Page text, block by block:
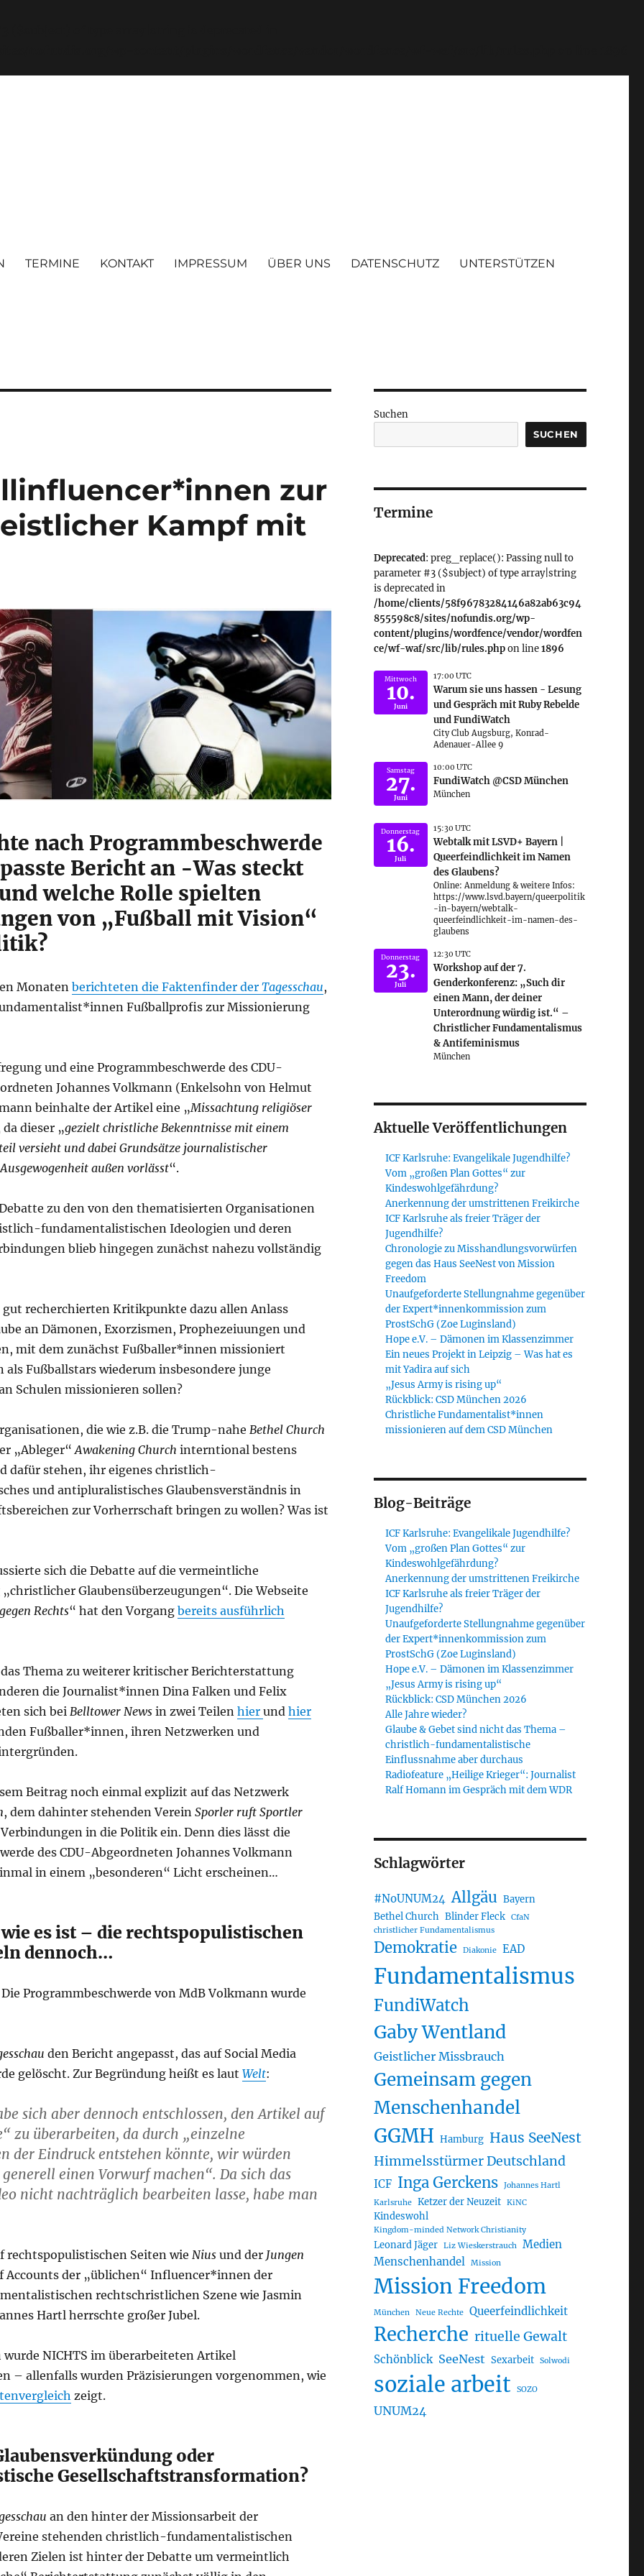
TERMINE KONTAKT IMPRESSUM ÜBER UNS DATENSCHUTZ UNTERSTÜTZEN
zur
Kampf mit
nach Programmbeschwerde
Bericht an -Was steckt
welche Rolle spielten
von „Fußball mit Vision“
Monaten berichteten die Faktenfinder der Tagesschau,
Fußballprofis zur Missionierung
und eine Programmbeschwerde des CDU-
Johannes Volkmann (Enkelsohn von Helmut
beinhalte der Artikel eine „Missachtung religiöser
da dieser „gezielt christliche Bekenntnisse mit einem
versieht und dabei Grundsätze journalistischer
außen vorlässt“.
zu den von den thematisierten Organisationen
fundamentalistischen Ideologien und deren
blieb hingegen zunächst nahezu vollständig
gut recherchierten Kritikpunkte dazu allen Anlass
an Dämonen, Exorzismen, Prophezeiuungen und
mit dem zunächst Fußballer*innen missioniert
als Fußballstars wiederum insbesondere junge
Schulen missionieren sollen?
die wie z.B. die Trump-nahe Bethel Church
„Ableger“ Awakening Church interntional bestens
dafür stehen, ihr eigenes christlich-
und antipluralistisches Glaubensverständnis in
zur Vorherrschaft bringen zu wollen? Was ist
sich die Debatte auf die vermeintliche
Glaubensüberzeugungen“. Die Webseite
Rechts“ hat den Vorgang bereits ausführlich
Thema zu weiterer kritischer Berichterstattung
die Journalist*innen Dina Falken und Felix
sich bei Belltower News in zwei Teilen hier und hier
Fußballer*innen, ihren Netzwerken und
Beitrag noch einmal explizit auf das Netzwerk
, dem dahinter stehenden Verein Sporler ruft Sportler
in die Politik ein. Denn dies lässt die
des CDU-Abgeordneten Johannes Volkmann
in einem „besonderen“ Licht erscheinen…
es ist – die rechtspopulistischen
dennoch…
Programmbeschwerde von MdB Volkmann wurde
den Bericht angepasst, das auf Social Media
gelöscht. Zur Begründung heißt es laut Welt:
sich aber dennoch entschlossen, den Artikel auf
zu überarbeiten, da durch „einzelne
der Eindruck entstehen könnte, wir würden
einen Vorwurf machen“. Da sich das
nicht nachträglich bearbeiten lasse, habe man
rechtspopulistischen Seiten wie Niusund der Jungen
Accounts der „üblichen“ Influencer*innen der
rechtschristlichen Szene wie Jasmin
Hartl herrschte großer Jubel.
NICHTS im überarbeiteten Artikel
– allenfalls wurden Präzisierungen vorgenommen, wie
zeigt.
oder
Gesellschaftstransformation?
an den hinter der Missionsarbeit der
stehenden christlich-fundamentalistischen
Zielen ist hinter der Debatte um vermeintlich
Suchen
SUCHEN
Termine
Deprecated: preg_replace(): Passing null to
parameter #3 ($subject) of type array|string
is deprecated in
/home/clients/58f96783284146a82ab63c94
855598c8/sites/nofundis.org/wp-
content/plugins/wordfence/vendor/wordfen
ce/wf-waf/src/lib/rules.phpon line1896
Mittwoch
10.
Juni
17:00 UTC
Warum sie uns hassen - Lesung
und Gespräch mit Ruby Rebelde
und FundiWatch
City Club Augsburg, Konrad-
Adenauer-Allee 9
Samstag
27.
Juni
10:00 UTC
FundiWatch @CSD München
München
Donnerstag
16.
Juli
15:30 UTC
Webtalk mit LSVD+ Bayern |
Queerfeindlichkeit im Namen
des Glaubens?
Online: Anmeldung & weitere Infos:
https://www.lsvd.bayern/queerpolitik
-in-bayern/webtalk-
queerfeindlichkeit-im-namen-des-
glaubens
Donnerstag
23.
Juli
12:30 UTC
Workshop auf der 7.
Genderkonferenz: „Such dir
einen Mann, der deiner
Unterordnung würdig ist.“ –
Christlicher Fundamentalismus
& Antifeminismus
München
Aktuelle Veröffentlichungen
ICF Karlsruhe: Evangelikale Jugendhilfe?
Vom „großen Plan Gottes“ zur
Kindeswohlgefährdung?
Anerkennung der umstrittenen Freikirche
ICF Karlsruhe als freier Träger der
Jugendhilfe?
Chronologie zu Misshandlungsvorwürfen
gegen das Haus SeeNest von Mission
Freedom
Unaufgeforderte Stellungnahme gegenüber
der Expert*innenkommission zum
ProstSchG (Zoe Luginsland)
Hope e.V. – Dämonen im Klassenzimmer
Ein neues Projekt in Leipzig – Was hat es
mit Yadira auf sich
„Jesus Army is rising up“
Rückblick: CSD München 2026
Christliche Fundamentalist*innen
missionieren auf dem CSD München
Blog-Beiträge
ICF Karlsruhe: Evangelikale Jugendhilfe?
Vom „großen Plan Gottes“ zur
Kindeswohlgefährdung?
Anerkennung der umstrittenen Freikirche
ICF Karlsruhe als freier Träger der
Jugendhilfe?
Unaufgeforderte Stellungnahme gegenüber
der Expert*innenkommission zum
ProstSchG (Zoe Luginsland)
Hope e.V. – Dämonen im Klassenzimmer
„Jesus Army is rising up“
Rückblick: CSD München 2026
Alle Jahre wieder?
Glaube & Gebet sind nicht das Thema –
christlich-fundamentalistische
Einflussnahme aber durchaus
Radiofeature „Heilige Krieger“: Journalist
Ralf Homann im Gespräch mit dem WDR
Schlagwörter
#NoUNUM24 Allgäu Bayern
Bethel Church Blinder Fleck
CfaN
christlicher Fundamentalismus
Demokratie Diakonie EAD
Fundamentalismus
FundiWatch
Gaby Wentland
Geistlicher Missbrauch
Gemeinsam gegen
Menschenhandel
GGMH Hamburg Haus SeeNest
Himmelsstürmer Deutschland
ICF Inga Gerckens
Johannes Hartl
Karlsruhe
Ketzer der Neuzeit KiNC
Kindeswohl
Kingdom-minded Network Christianity
Leonard Jäger Liz Wieskerstrauch
Medien
Menschenhandel
Mission
Mission Freedom
München Neue Rechte Queerfeindlichkeit
Recherche rituelle Gewalt
Schönblick SeeNest Sexarbeit Solwodi
soziale arbeit SOZO
UNUM24